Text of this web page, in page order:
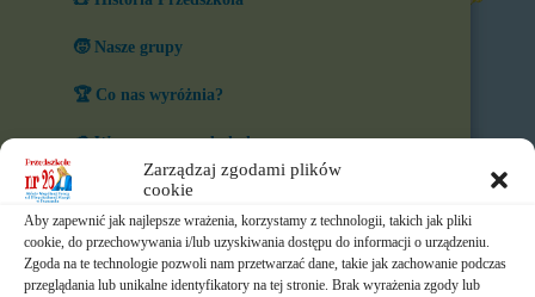
Zarządzaj zgodami plików
cookie
Aby zapewnić jak najlepsze wrażenia, korzystamy z technologii, takich jak pliki
cookie, do przechowywania i/lub uzyskiwania dostępu do informacji o urządzeniu.
Zgoda na te technologie pozwoli nam przetwarzać dane, takie jak zachowanie podczas
przeglądania lub unikalne identyfikatory na tej stronie. Brak wyrażenia zgody lub
🧒 Nasze grupy
🏆 Co nas wyróżnia?
🎨 W naszym przedszkolu
⏲️ Ramowy rozkład dnia
📃 Dokumenty
⛪ Historia Zgromadzenia